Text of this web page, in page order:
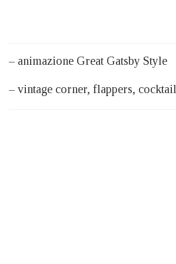
– animazione Great Gatsby Style
– vintage corner, flappers, cocktail